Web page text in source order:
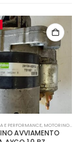
E PERFORMANCE, MOTORINO AVVIAMENTO
AVVIAMENTO